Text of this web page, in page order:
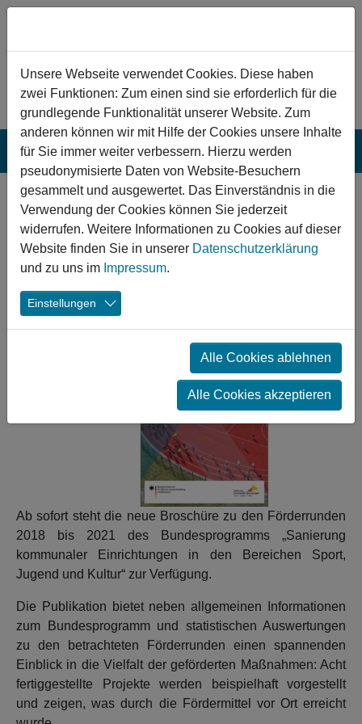
Zum Hauptinhalt springen
Broschüre zu den
Förderrunden 2018 bis
2021 veröffentlicht
21.05.2026 Jugend
Ab sofort steht die neue Broschüre zu den Förderrunden
2018 bis 2021 des Bundesprogramms „Sanierung
kommunaler Einrichtungen in den Bereichen Sport,
Jugend und Kultur“ zur Verfügung.
Die Publikation bietet neben allgemeinen Informationen
zum Bundesprogramm und statistischen Auswertungen
zu den betrachteten Förderrunden einen spannenden
Einblick in die Vielfalt der geförderten Maßnahmen: Acht
fertiggestellte Projekte werden beispielhaft vorgestellt
und zeigen, was durch die Fördermittel vor Ort erreicht
Unsere Webseite verwendet Cookies. Diese haben
zwei Funktionen: Zum einen sind sie erforderlich für die
grundlegende Funktionalität unserer Website. Zum
anderen können wir mit Hilfe der Cookies unsere Inhalte
für Sie immer weiter verbessern. Hierzu werden
pseudonymisierte Daten von Website-Besuchern
gesammelt und ausgewertet. Das Einverständnis in die
Verwendung der Cookies können Sie jederzeit
widerrufen. Weitere Informationen zu Cookies auf dieser
Website finden Sie in unserer Datenschutzerklärung
und zu uns im Impressum.
Einstellungen
Alle Cookies ablehnen
Alle Cookies akzeptieren